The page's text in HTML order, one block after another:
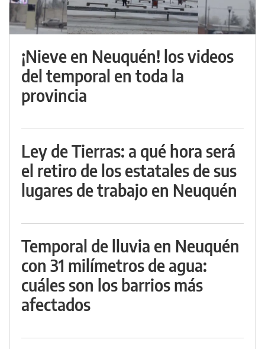
¡Nieve en Neuquén! los videos
del temporal en toda la
provincia
Ley de Tierras: a qué hora será
el retiro de los estatales de sus
lugares de trabajo en Neuquén
Temporal de lluvia en Neuquén
con 31 milímetros de agua:
cuáles son los barrios más
afectados